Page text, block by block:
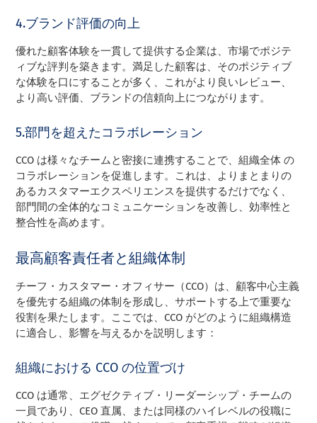
4.ブランド評価の向上
優れた顧客体験を一貫して提供する企業は、市場でポジテ
ィブな評判を築きます。満足した顧客は、そのポジティブ
な体験を口にすることが多く、これがより良いレビュー、
より高い評価、ブランドの信頼向上につながります。
5.部門を超えたコラボレーション
CCO は様々なチームと密接に連携することで、組織全体 の
コラボレーションを促進します。これは、よりまとまりの
あるカスタマーエクスペリエンスを提供するだけでなく、
部門間の全体的なコミュニケーションを改善し、効率性と
整合性を高めます。
最高顧客責任者と組織体制
チーフ・カスタマー・オフィサー（CCO）は、顧客中心主義
を優先する組織の体制を形成し、サポートする上で重要な
役割を果たします。ここでは、CCO がどのように組織構造
に適合し、影響を与えるかを説明します：
組織における CCO の位置づけ
CCO は通常、エグゼクティブ・リーダーシップ・チームの
一員であり、CEO 直属、または同様のハイレベルの役職に